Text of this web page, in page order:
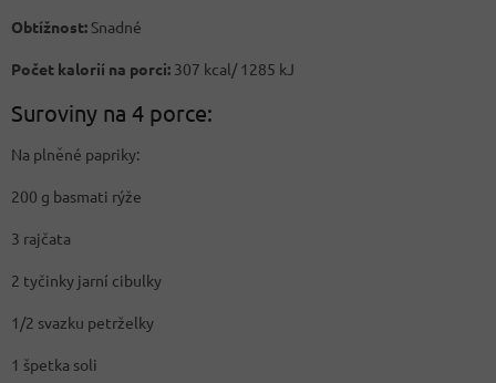
Obtížnost: Snadné
Počet kalorií na porci: 307 kcal/ 1285 kJ
Suroviny na 4 porce:
Na plněné papriky:
200 g basmati rýže
3 rajčata
2 tyčinky jarní cibulky
1/2 svazku petrželky
1 špetka soli